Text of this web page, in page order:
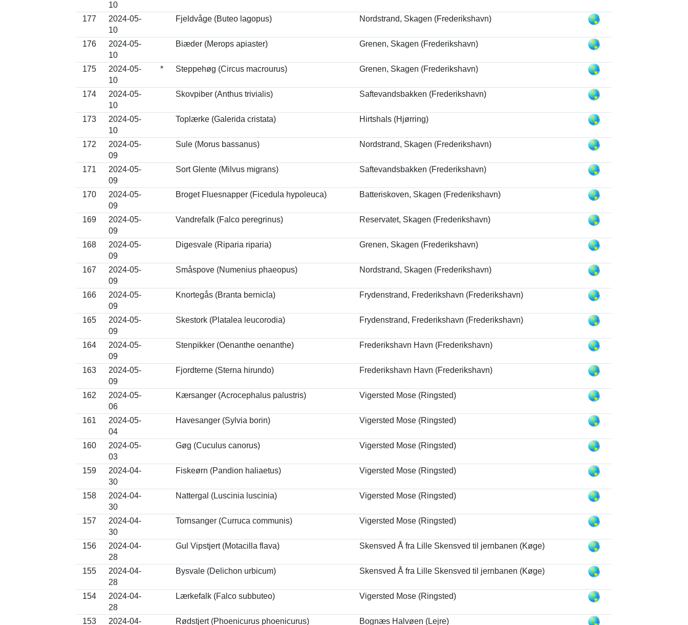
10
177
2024-05-
10
Fjeldvåge (Buteo lagopus) Nordstrand, Skagen (Frederikshavn)
176
2024-05-
10
Biæder (Merops apiaster) Grenen, Skagen (Frederikshavn)
175
2024-05-
10
* Steppehøg (Circus macrourus) Grenen, Skagen (Frederikshavn)
174
2024-05-
10
Skovpiber (Anthus trivialis) Saftevandsbakken (Frederikshavn)
173
2024-05-
10
Toplærke (Galerida cristata) Hirtshals (Hjørring)
172
2024-05-
09
Sule (Morus bassanus) Nordstrand, Skagen (Frederikshavn)
171
2024-05-
09
Sort Glente (Milvus migrans) Saftevandsbakken (Frederikshavn)
170
2024-05-
09
Broget Fluesnapper (Ficedula hypoleuca) Batteriskoven, Skagen (Frederikshavn)
169
2024-05-
09
Vandrefalk (Falco peregrinus) Reservatet, Skagen (Frederikshavn)
168
2024-05-
09
Digesvale (Riparia riparia) Grenen, Skagen (Frederikshavn)
167
2024-05-
09
Småspove (Numenius phaeopus) Nordstrand, Skagen (Frederikshavn)
166
2024-05-
09
Knortegås (Branta bernicla) Frydenstrand, Frederikshavn (Frederikshavn)
165
2024-05-
09
Skestork (Platalea leucorodia) Frydenstrand, Frederikshavn (Frederikshavn)
164
2024-05-
09
Stenpikker (Oenanthe oenanthe) Frederikshavn Havn (Frederikshavn)
163
2024-05-
09
Fjordterne (Sterna hirundo) Frederikshavn Havn (Frederikshavn)
162
2024-05-
06
Kærsanger (Acrocephalus palustris) Vigersted Mose (Ringsted)
161
2024-05-
04
Havesanger (Sylvia borin) Vigersted Mose (Ringsted)
160
2024-05-
03
Gøg (Cuculus canorus) Vigersted Mose (Ringsted)
159
2024-04-
30
Fiskeørn (Pandion haliaetus) Vigersted Mose (Ringsted)
158
2024-04-
30
Nattergal (Luscinia luscinia) Vigersted Mose (Ringsted)
157
2024-04-
30
Tornsanger (Curruca communis) Vigersted Mose (Ringsted)
156
2024-04-
28
Gul Vipstjert (Motacilla flava) Skensved Å fra Lille Skensved til jernbanen (Køge)
155
2024-04-
28
Bysvale (Delichon urbicum) Skensved Å fra Lille Skensved til jernbanen (Køge)
154
2024-04-
28
Lærkefalk (Falco subbuteo) Vigersted Mose (Ringsted)
153 2024-04- Rødstjert (Phoenicurus phoenicurus) Bognæs Halvøen (Lejre)